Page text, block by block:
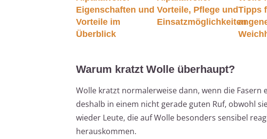
Eigenschaften und
Vorteile im
Überblick
Vorteile, Pflege und
Einsatzmöglichkeiten
Tipps
Warum kratzt Wolle überhaupt?
Wolle kratzt normalerweise dann, wenn die
deshalb in einem nicht gerade guten Ruf, obwohl
wieder Leute, die auf Wolle besonders sensibel
herauskommen.